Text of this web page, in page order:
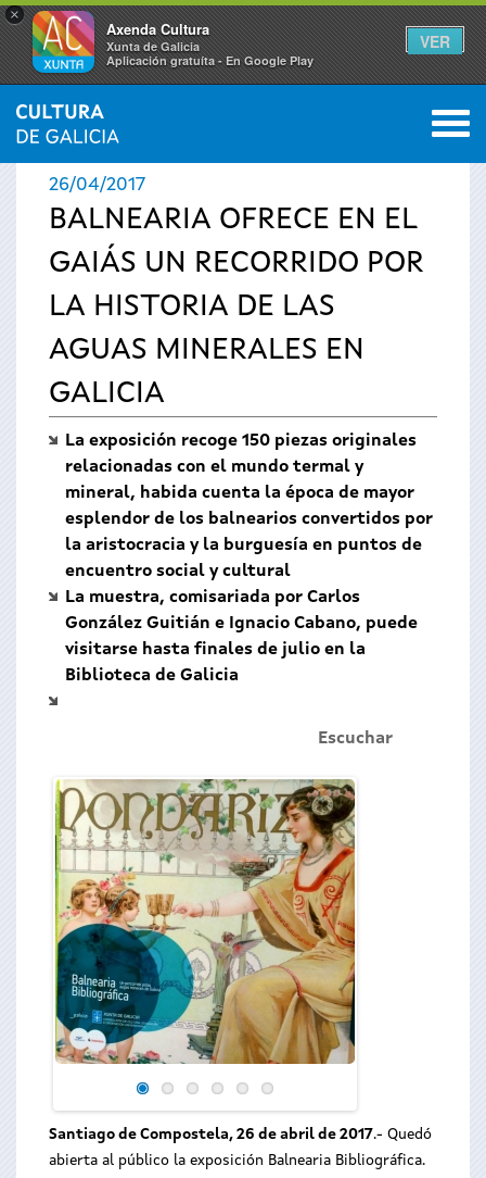
×
Axenda Cultura
Xunta de Galicia
Aplicación gratuíta - En Google Play
VER
Se
encuentra
usted
aquí
INICIO › ACTUALIDAD 0
26/04/2017
BALNEARIA OFRECE EN EL
GAIÁS UN RECORRIDO POR
LA HISTORIA DE LAS
AGUAS MINERALES EN
GALICIA
La exposición recoge 150 piezas originales
relacionadas con el mundo termal y
mineral, habida cuenta la época de mayor
esplendor de los balnearios convertidos por
la aristocracia y la burguesía en puntos de
encuentro social y cultural
La muestra, comisariada por Carlos
González Guitián e Ignacio Cabano, puede
visitarse hasta finales de julio en la
Biblioteca de Galicia
Escuchar
Santiago de Compostela, 26 de abril de 2017.- Quedó
abierta al público la exposición Balnearia Bibliográfica.